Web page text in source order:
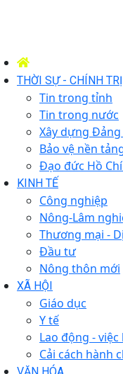
THỜI SỰ - CHÍNH TRỊ
Tin trong tỉnh
Tin trong nước
Xây dựng Đảng
Bảo vệ nền
Đạo đức Hồ
KINH TẾ
Công nghiệp
Nông-Lâm
Thương mại -
Đầu tư
Nông thôn mới
XÃ HỘI
Giáo dục
Y tế
Lao động - việc
Cải cách hành